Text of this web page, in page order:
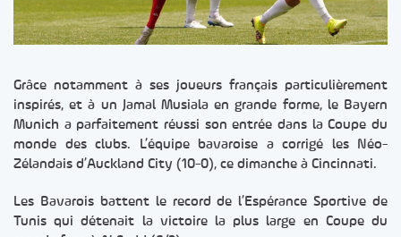
Grâce notamment à ses joueurs français particulièrement
inspirés, et à un Jamal Musiala en grande forme, le Bayern
Munich a parfaitement réussi son entrée dans la Coupe du
monde des clubs. L’équipe bavaroise a corrigé les Néo-
Zélandais d’Auckland City (10-0), ce dimanche à Cincinnati.
Les Bavarois battent le record de l’Espérance Sportive de
Tunis qui détenait la victoire la plus large en Coupe du